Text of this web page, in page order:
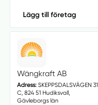
Lägg till företag
Wängkraft AB
Adress:SKEPPSDALSVÄGEN 31
C, 824 51 Hudiksvall,
Gävleborgs län